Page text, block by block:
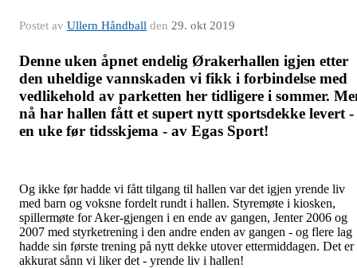
Postet av Ullern Håndball den 29. okt 2019
Denne uken åpnet endelig Ørakerhallen igjen etter
den uheldige vannskaden vi fikk i forbindelse med
vedlikehold av parketten her tidligere i sommer.
nå har hallen fått et supert nytt sportsdekke levert -
en uke før tidsskjema - av Egas Sport!
Og ikke før hadde vi fått tilgang til hallen var det igjen yrende liv
med barn og voksne fordelt rundt i hallen. Styremøte i kiosken,
spillermøte for Aker-gjengen i en ende av gangen, Jenter 2006 og
2007 med styrketrening i den andre enden av gangen - og flere lag
hadde sin første trening på nytt dekke utover ettermiddagen. Det er
akkurat sånn vi liker det - yrende liv i hallen!